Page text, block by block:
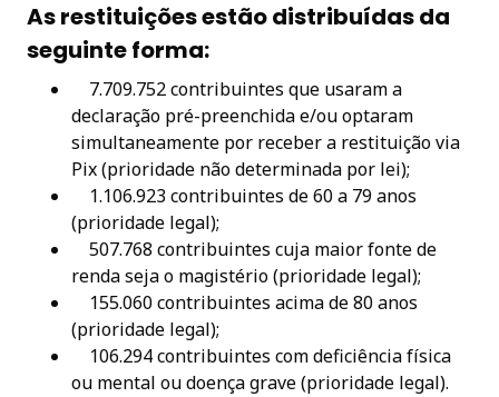
As restituições estão distribuídas da
seguinte forma:
7.709.752 contribuintes que usaram a
declaração pré-preenchida e/ou optaram
simultaneamente por receber a restituição via
Pix (prioridade não determinada por lei);
1.106.923 contribuintes de 60 a 79 anos
(prioridade legal);
507.768 contribuintes cuja maior fonte de
renda seja o magistério (prioridade legal);
155.060 contribuintes acima de 80 anos
(prioridade legal);
106.294 contribuintes com deficiência física
ou mental ou doença grave (prioridade legal).